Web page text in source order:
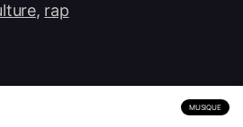
, rap
MUSIQUE